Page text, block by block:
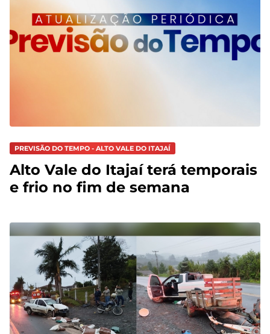
PREVISÃO DO TEMPO - ALTO VALE DO ITAJAÍ
Alto Vale do Itajaí terá temporais
e frio no fim de semana